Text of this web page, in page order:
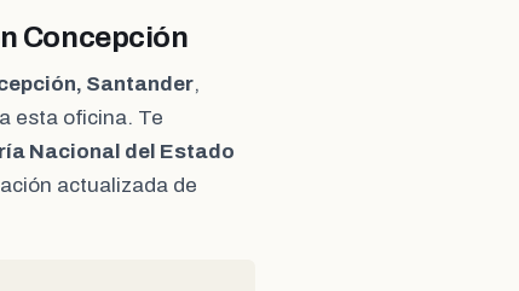
Concepción
Santander,
esta oficina. Te
Nacional del Estado
actualizada de